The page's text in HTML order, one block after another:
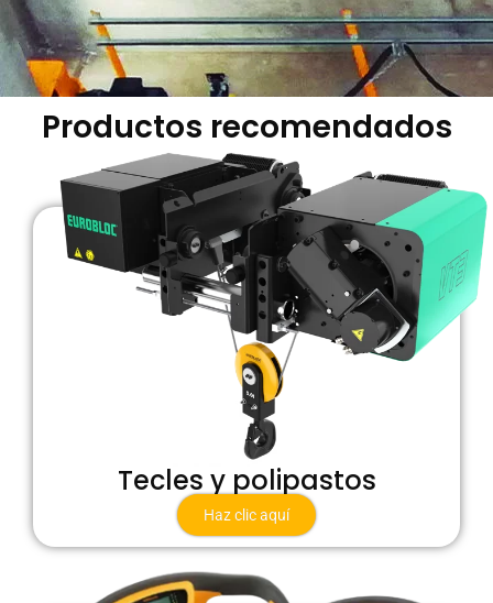
Productos recomendados
Tecles y polipastos
Haz clic aquí